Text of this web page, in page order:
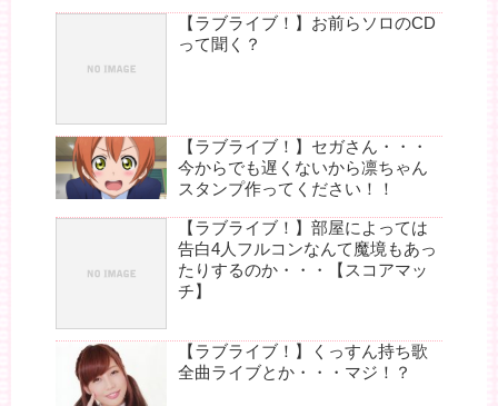
【ラブライブ！】お前らソロのCD
って聞く？
【ラブライブ！】セガさん・・・
今からでも遅くないから凛ちゃん
スタンプ作ってください！！
【ラブライブ！】部屋によっては
告白4人フルコンなんて魔境もあっ
たりするのか・・・【スコアマッ
チ】
【ラブライブ！】くっすん持ち歌
全曲ライブとか・・・マジ！？